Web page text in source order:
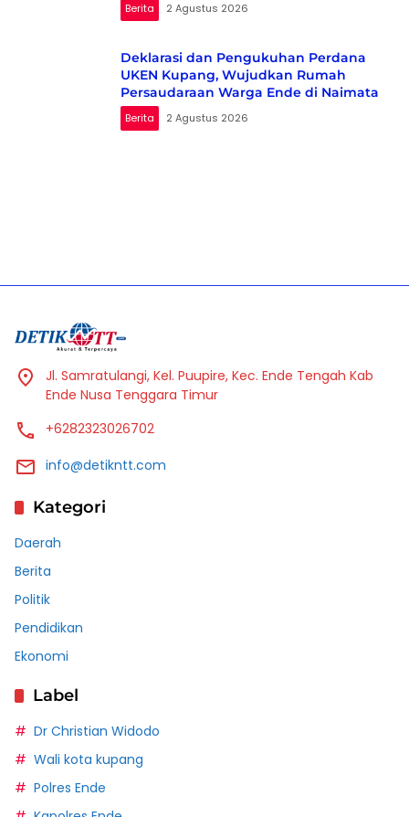
Berita 2 Agustus 2026
Deklarasi dan Pengukuhan Perdana
UKEN Kupang, Wujudkan Rumah
Persaudaraan Warga Ende di Naimata
Berita 2 Agustus 2026
Jl. Samratulangi, Kel. Puupire, Kec. Ende Tengah Kab
Ende Nusa Tenggara Timur
+6282323026702
info@detikntt.com
Kategori
Daerah
Berita
Politik
Pendidikan
Ekonomi
Label
Dr Christian Widodo
Wali kota kupang
Polres Ende